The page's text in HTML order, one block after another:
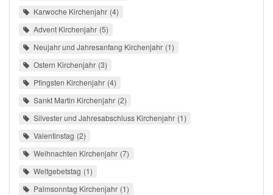
Karwoche Kirchenjahr 4
Advent Kirchenjahr 5
Neujahr und Jahresanfang Kirchenjahr 1
Ostern Kirchenjahr 3
Pfingsten Kirchenjahr 4
Sankt Martin Kirchenjahr 2
Silvester und Jahresabschluss Kirchenjahr 1
Valentinstag 2
Weihnachten Kirchenjahr 7
Weltgebetstag 1
Palmsonntag Kirchenjahr 1